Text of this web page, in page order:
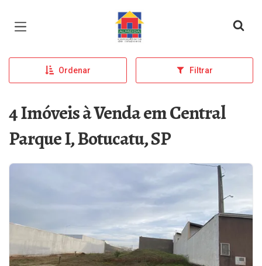
Página inicial
Ordenar Filtrar
4 Imóveis à Venda em Central
Parque I, Botucatu, SP